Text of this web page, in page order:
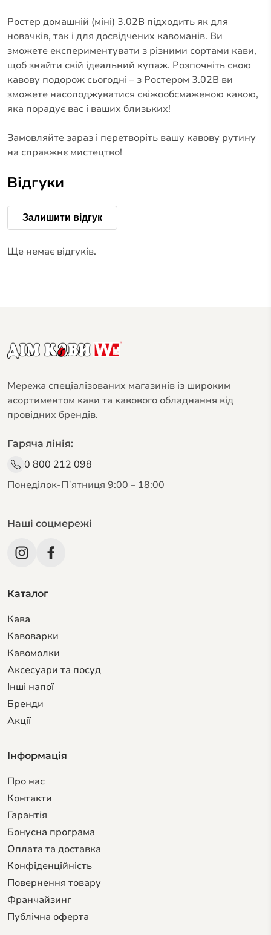
Ростер домашній (міні) 3.02B підходить як для
новачків, так і для досвідчених кавоманів. Ви
зможете експериментувати з різними сортами кави,
щоб знайти свій ідеальний купаж. Розпочніть свою
кавову подорож сьогодні – з Ростером 3.02B ви
зможете насолоджуватися свіжообсмаженою кавою,
яка порадує вас і ваших близьких!
Замовляйте зараз і перетворіть вашу кавову рутину
на справжнє мистецтво!
Відгуки
Залишити відгук
Ще немає відгуків.
Мережа спеціалізованих магазинів із широким
асортиментом кави та кавового обладнання від
провідних брендів.
Гаряча лінія:
0 800 212 098
Понеділок-Пʼятниця 9:00 – 18:00
Наші соцмережі
Каталог
Кава
Кавоварки
Кавомолки
Аксесуари та посуд
Інші напої
Бренди
Акції
Інформація
Про нас
Контакти
Гарантiя
Бонусна програма
Оплата та доставка
Конфіденційність
Повернення товару
Франчайзинг
Публічна оферта